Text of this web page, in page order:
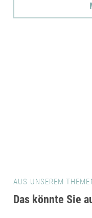
AUS UNSEREM
Das könnte Sie